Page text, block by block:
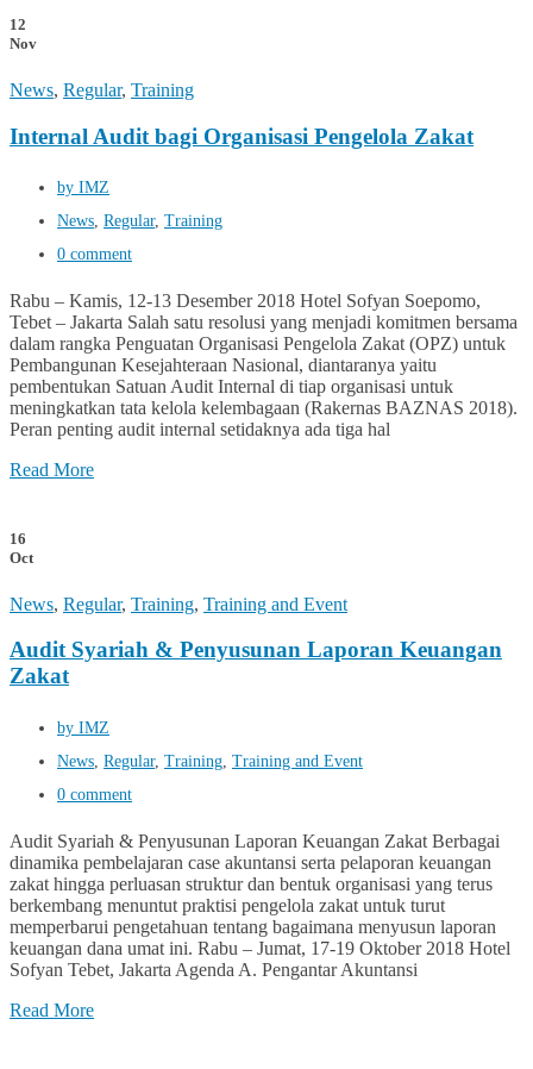
12
Nov
News, Regular, Training
Internal Audit bagi Organisasi Pengelola Zakat
by IMZ
News, Regular, Training
0 comment
Rabu – Kamis, 12-13 Desember 2018 Hotel Sofyan Soepomo,
Tebet – Jakarta Salah satu resolusi yang menjadi komitmen bersama
dalam rangka Penguatan Organisasi Pengelola Zakat (OPZ) untuk
Pembangunan Kesejahteraan Nasional, diantaranya yaitu
pembentukan Satuan Audit Internal di tiap organisasi untuk
meningkatkan tata kelola kelembagaan (Rakernas BAZNAS 2018).
Peran penting audit internal setidaknya ada tiga hal
Read More
16
Oct
News, Regular, Training, Training and Event
Audit Syariah & Penyusunan Laporan Keuangan
Zakat
by IMZ
News, Regular, Training, Training and Event
0 comment
Audit Syariah & Penyusunan Laporan Keuangan Zakat Berbagai
dinamika pembelajaran case akuntansi serta pelaporan keuangan
zakat hingga perluasan struktur dan bentuk organisasi yang terus
berkembang menuntut praktisi pengelola zakat untuk turut
memperbarui pengetahuan tentang bagaimana menyusun laporan
keuangan dana umat ini. Rabu – Jumat, 17-19 Oktober 2018 Hotel
Sofyan Tebet, Jakarta Agenda A. Pengantar Akuntansi
Read More